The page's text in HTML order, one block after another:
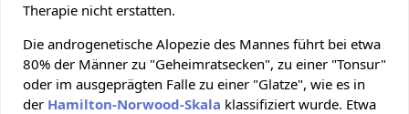
Therapie nicht erstatten.
Die androgenetische Alopezie des Mannes führt bei etwa
80% der Männer zu "Geheimratsecken", zu einer "Tonsur"
oder im ausgeprägten Falle zu einer "Glatze", wie es in
der Hamilton-Norwood-Skala klassifiziert wurde. Etwa